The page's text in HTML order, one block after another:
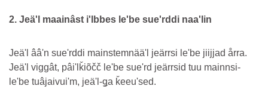
2. Jeäʹl maainâst iʹlbbes leʹbe sueʹrddi naaʹlin
Jeäʹl ââʹn sueʹrddi mainstemnääʹl jeärrsi leʹbe jiijjad årra.
Jeäʹl viggât, pâiʹlǩiõčč leʹbe sueʹrd jeärrsid tuu mainnsi-
leʹbe tuâjaivuiʹm, jeäʹl-ǥa ǩeeuʹsed.